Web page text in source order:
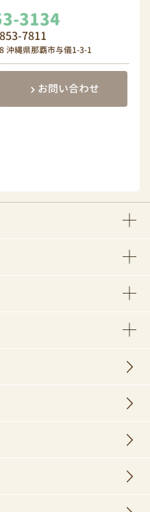
3134
7811
縄県那覇市与儀1-3-1
お問い合わせ